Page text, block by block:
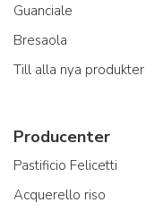
Guanciale
Bresaola
Till alla nya produkter
Producenter
Pastificio Felicetti
Acquerello riso